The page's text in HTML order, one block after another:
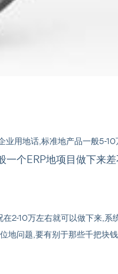
用地话,标准地产品一般5-10
个ERP地项目做下来
2-10万左右就可以做下来,系
地问题,要有别于那些千把块